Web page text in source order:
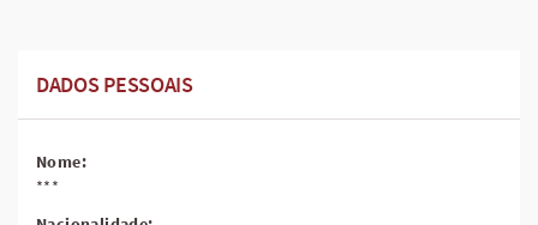
DADOS PESSOAIS
Nome:
***